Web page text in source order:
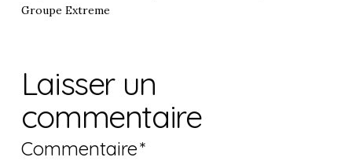
Groupe Extreme
Laisser un
commentaire
Commentaire*